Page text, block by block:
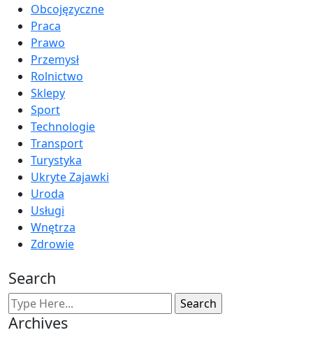
Obcojęzyczne
Praca
Prawo
Przemysł
Rolnictwo
Sklepy
Sport
Technologie
Transport
Turystyka
Ukryte Zajawki
Uroda
Usługi
Wnętrza
Zdrowie
Search
Archives